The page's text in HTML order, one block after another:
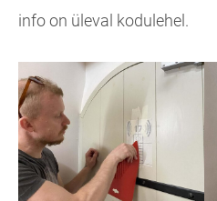
info on üleval kodulehel.